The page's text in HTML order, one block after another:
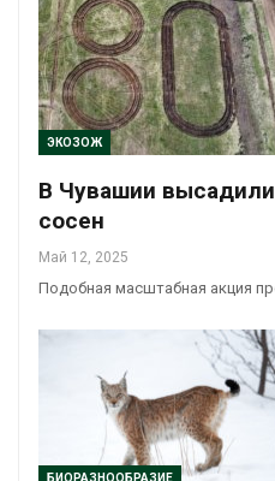
ЭКОЗОЖ
В Чувашии
сосен
Май 12, 2025
Подобная масштабная акция